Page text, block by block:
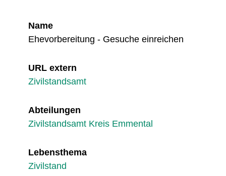
Name
Ehevorbereitung - Gesuche einreichen
URL extern
Zivilstandsamt
Abteilungen
Zivilstandsamt Kreis Emmental
Lebensthema
Zivilstand